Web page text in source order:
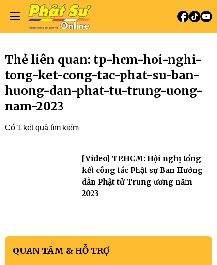
Thẻ liên quan: tp-hcm-hoi-nghi-
tong-ket-cong-tac-phat-su-ban-
huong-dan-phat-tu-trung-uong-
nam-2023
Có 1 kết quả tìm kiếm
[Video] TP.HCM: Hội nghị tổng
kết công tác Phật sự Ban Hướng
dẫn Phật tử Trung ương năm
2023
QUAN TÂM & HỖ TRỢ